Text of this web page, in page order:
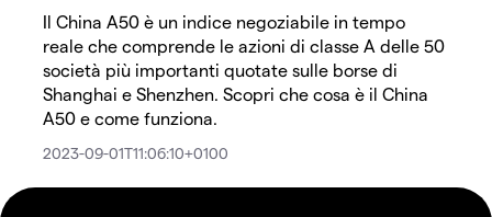
Il China A50 è un indice negoziabile in tempo
reale che comprende le azioni di classe A delle 50
società più importanti quotate sulle borse di
Shanghai e Shenzhen. Scopri che cosa è il China
A50 e come funziona.
2023-09-01T11:06:10+0100